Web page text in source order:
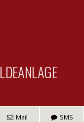
Mail SMS